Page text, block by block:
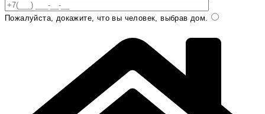
Пожалуйста, докажите, что вы человек, выбрав дом